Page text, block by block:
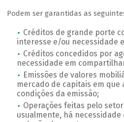
Podem ser garantidas as
Créditos de grande porte
interesse e/ou necessidade
Créditos concedidos por
necessidade em
Emissões de valores
mercado de capitais em que
condições da emissão;
Operações feitas pelo
usualmente, há